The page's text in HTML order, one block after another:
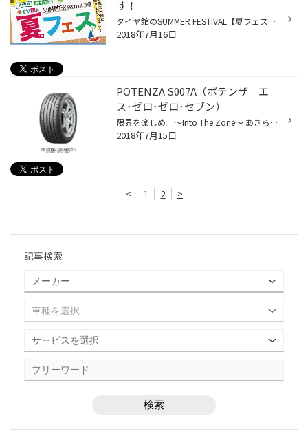
す！
タイヤ館のSUMMER FESTIVAL【夏フェス】開催中です！！セール期間 ： ７月１４日（土）～７月２９日（日） の１６日間ブリヂストンのレグノ、ポテンザ、プレイズ、いま一番人気のSUV用タイヤデューラーも豊富にご用意してお待ちしております。( ＾∀＾)お出掛けトラブルNO.1とも云われている 【バッ...
2018年7月16日
POTENZA S007A（ポテンザ エ
ス･ゼロ･ゼロ･セブン）
限界を楽しめ。～Into The Zone～ あきらめることはしない。妥協することもない。私の走りには、 高揚と挑戦という私だけの楽しみがある。 競うのではなく、自らの心に挑む。 思い描いていた境界や限界が、溶解していく。そのとき、走る 歓びが、全身を駆け抜ける。 スポーティーなドライビングを愛...
2018年7月15日
< 1 2 >
記事検索